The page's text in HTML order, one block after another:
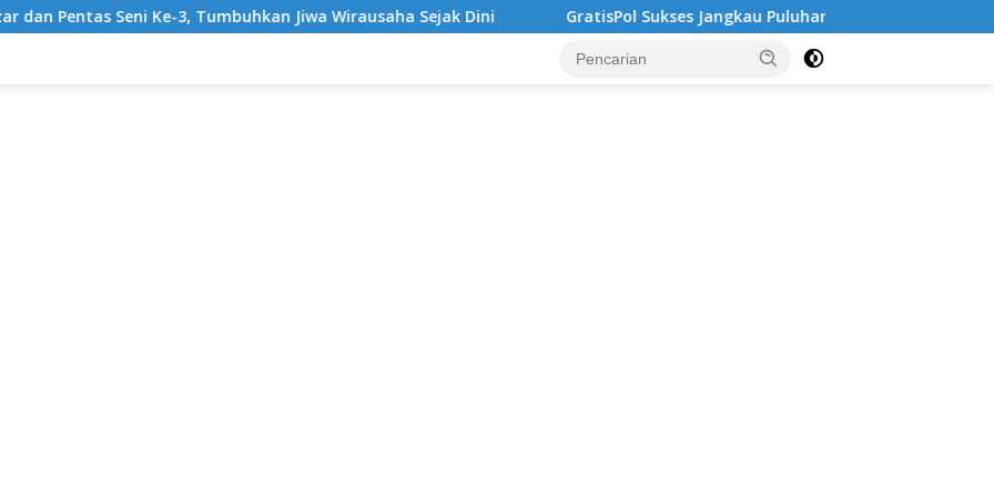
3, Tumbuhkan Jiwa Wirausaha Sejak Dini GratisPol Sukses Jangkau Puluhan Ribu Mahasiswa, Kampus Diminta Lebih